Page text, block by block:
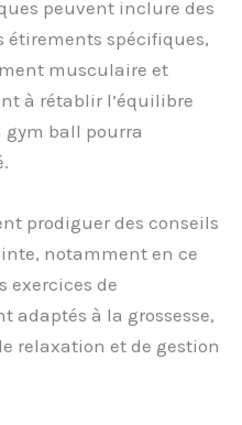
peuvent inclure des
étirements spécifiques,
musculaire et
à rétablir l’équilibre
gym ball pourra
prodiguer des conseils
notamment en ce
exercices de
adaptés à la grossesse,
relaxation et de gestion